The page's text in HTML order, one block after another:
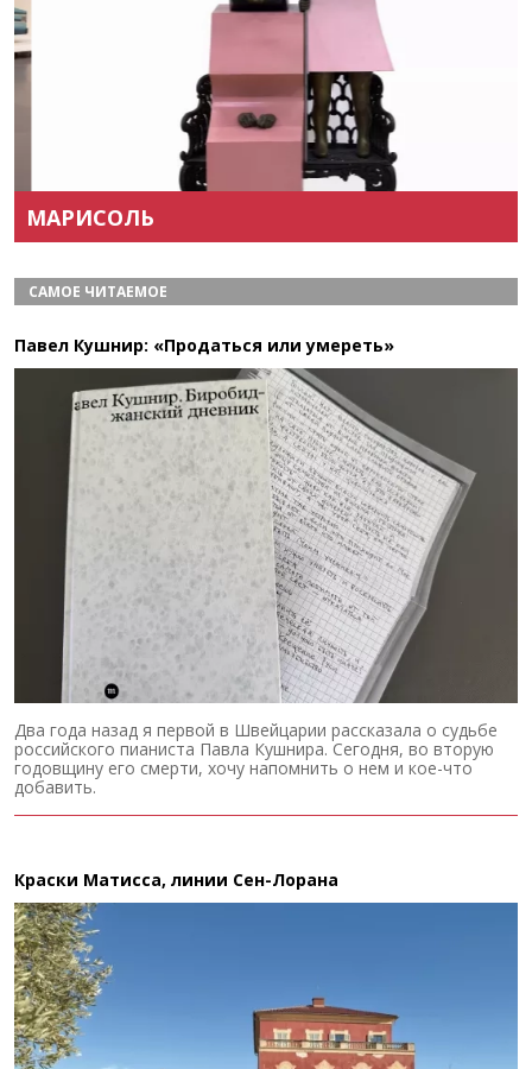
МАРИСОЛЬ
САМОЕ ЧИТАЕМОЕ
Павел Кушнир: «Продаться или умереть»
Два года назад я первой в Швейцарии рассказала о судьбе
российского пианиста Павла Кушнира. Сегодня, во вторую
годовщину его смерти, хочу напомнить о нем и кое-что
добавить.
Краски Матисса, линии Сен-Лорана